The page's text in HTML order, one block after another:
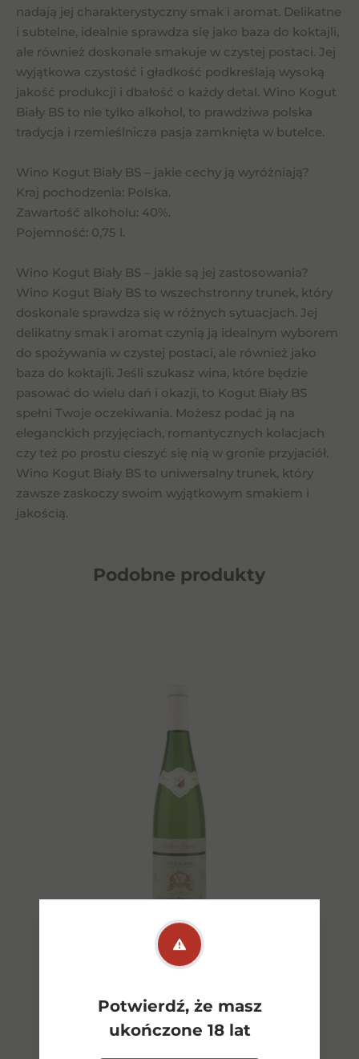
Potwierdź, że masz
ukończone 18 lat
nadają jej charakterystyczny smak i aromat. Delikatne
i subtelne, idealnie sprawdza się jako baza do koktajli,
ale również doskonale smakuje w czystej postaci. Jej
wyjątkowa czystość i gładkość podkreślają wysoką
jakość produkcji i dbałość o każdy detal. Wino Kogut
Biały BS to nie tylko alkohol, to prawdziwa polska
tradycja i rzemieślnicza pasja zamknięta w butelce.
Wino Kogut Biały BS – jakie cechy ją wyróżniają?
Kraj pochodzenia: Polska.
Zawartość alkoholu: 40%.
Pojemność: 0,75 l.
Wino Kogut Biały BS – jakie są jej zastosowania?
Wino Kogut Biały BS to wszechstronny trunek, który
doskonale sprawdza się w różnych sytuacjach. Jej
delikatny smak i aromat czynią ją idealnym wyborem
do spożywania w czystej postaci, ale również jako
baza do koktajli. Jeśli szukasz wina, które będzie
pasować do wielu dań i okazji, to Kogut Biały BS
spełni Twoje oczekiwania. Możesz podać ją na
eleganckich przyjęciach, romantycznych kolacjach
czy też po prostu cieszyć się nią w gronie przyjaciół.
Wino Kogut Biały BS to uniwersalny trunek, który
zawsze zaskoczy swoim wyjątkowym smakiem i
jakością.
Podobne produkty
Maurice Schuller
70,00zł